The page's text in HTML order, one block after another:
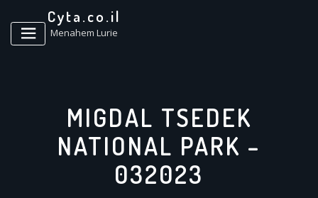
Cyta.co.il
Menahem Lurie
MIGDAL TSEDEK
NATIONAL PARK –
032023